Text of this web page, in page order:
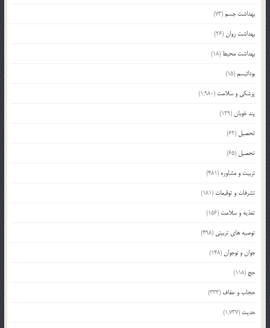
بهداشت جسم(73)
بهداشت روان(26)
بهداشت محیط (18)
بودائیسم(15)
پزشکی و سلامت (1,980)
پند خوبان(129)
تحصیل (62)
تحصیل (65)
تربیت و مشاوره (481)
تشرفات و توقیعات (181)
تغذیه و سلامت (156)
توصیه های تربیتی (498)
جوان و نوجوان(148)
حج (118)
حجاب و عفاف (333)
حدیث (1,737)